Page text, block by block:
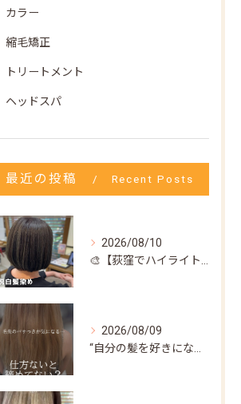
カラー
縮毛矯正
トリートメント
ヘッドスパ
最近の投稿 Recent Posts
2026/08/10
2026/08/09